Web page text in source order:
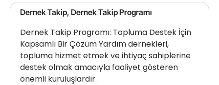
Dernek Takip, Dernek Takip Programı
Dernek Takip Programı: Topluma Destek İçin
Kapsamlı Bir Çözüm Yardım dernekleri,
topluma hizmet etmek ve ihtiyaç sahiplerine
destek olmak amacıyla faaliyet gösteren
önemli kuruluşlardır.